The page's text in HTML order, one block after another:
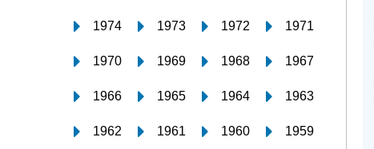
1974 1973 1972 1971
1970 1969 1968 1967
1966 1965 1964 1963
1962 1961 1960 1959